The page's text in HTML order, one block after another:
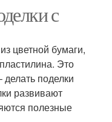
Работа с бумагой
с
цветной бумаги,
Это
поделки
развивают
полезные